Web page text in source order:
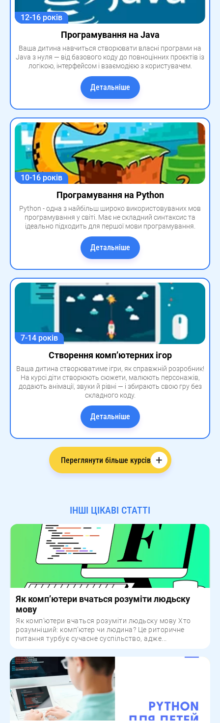
12-16 років
Програмування на Java
Ваша дитина навчиться створювати власні програми на
Java з нуля — від базового коду до повноцінних проєктів із
логікою, інтерфейсом і взаємодією з користувачем.
Детальніше
10-16 років
Програмування на Python
Python - одна з найбільш широко використовуваних мов
програмування у світі. Має не складний синтаксис та
ідеально підходить для першої мови програмування.
Детальніше
7-14 років
Створення комп’ютерних ігор
Ваша дитина створюватиме ігри, як справжній розробник!
На курсі діти створюють сюжети, малюють персонажів,
додають анімації, звуки й рівні — і збирають свою гру без
складного коду.
Детальніше
Переглянути більше курсів +
ІНШІ ЦІКАВІ СТАТТІ
Як комп’ютери вчаться розуміти людьску
мову
Як комп’ютери вчаться розуміти людьску мову Хто
розумніший: комп’ютер чи людина? Це риторичне
питання турбує сучасне суспільство, адже...